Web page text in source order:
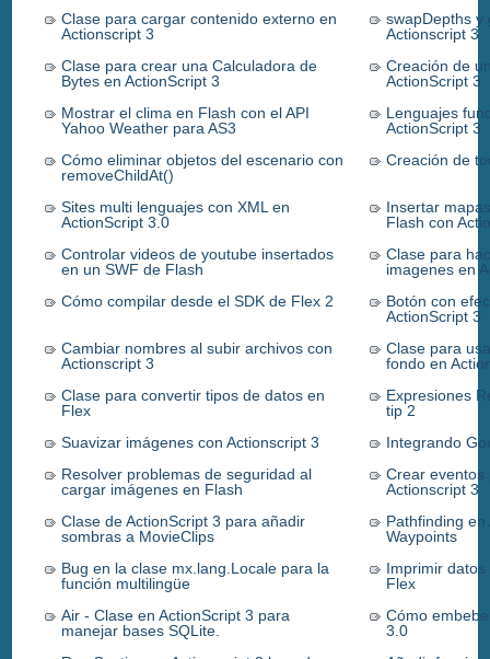
Clase para cargar contenido externo en
Actionscript 3
swapDepths y
Actionscript 3
Clase para crear una Calculadora de
Bytes en ActionScript 3
Creación de
ActionScript 3
Mostrar el clima en Flash con el API
Yahoo Weather para AS3
Lenguajes
ActionScript 3
Cómo eliminar objetos del escenario con
removeChildAt()
Creación de
Sites multi lenguajes con XML en
ActionScript 3.0
Insertar
Flash con
Controlar videos de youtube insertados
en un SWF de Flash
Clase para
imagenes en
Cómo compilar desde el SDK de Flex 2
Botón con
ActionScript 3
Cambiar nombres al subir archivos con
Actionscript 3
Clase para
fondo en
Clase para convertir tipos de datos en
Flex
Expresiones
tip 2
Suavizar imágenes con Actionscript 3
Integrando
Resolver problemas de seguridad al
cargar imágenes en Flash
Crear eventos
Actionscript 3
Clase de ActionScript 3 para añadir
sombras a MovieClips
Pathfinding
Waypoints
Bug en la clase mx.lang.Locale para la
función multilingüe
Imprimir
Flex
Air - Clase en ActionScript 3 para
manejar bases SQLite.
Cómo
3.0